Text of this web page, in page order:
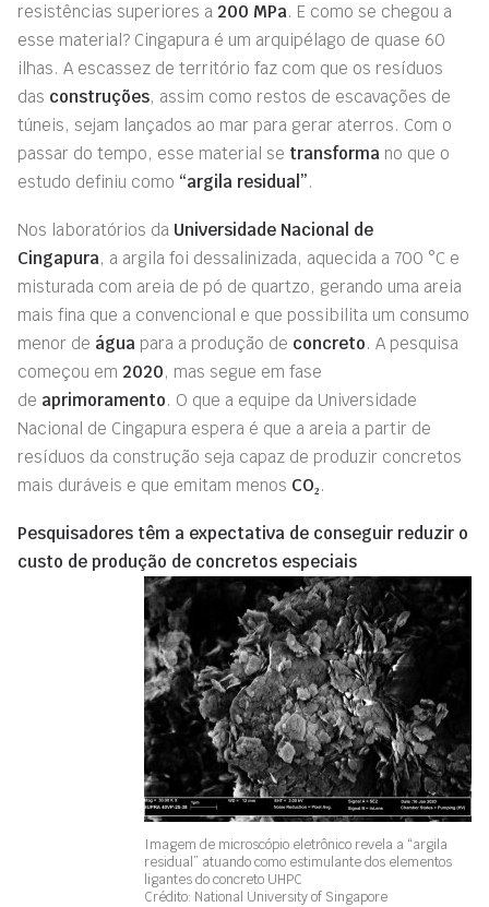
resistências superiores a 200 MPa. E como se chegou a
esse material? Cingapura é um arquipélago de quase 60
ilhas. A escassez de território faz com que os resíduos
das construções, assim como restos de escavações de
túneis, sejam lançados ao mar para gerar aterros. Com o
passar do tempo, esse material se transforma no que o
estudo definiu como “argila residual”.
Nos laboratórios da Universidade Nacional de
Cingapura, a argila foi dessalinizada, aquecida a 700 °C e
misturada com areia de pó de quartzo, gerando uma areia
mais fina que a convencional e que possibilita um consumo
menor de água para a produção de concreto. A pesquisa
começou em 2020, mas segue em fase
de aprimoramento. O que a equipe da Universidade
Nacional de Cingapura espera é que a areia a partir de
resíduos da construção seja capaz de produzir concretos
mais duráveis e que emitam menos CO₂.
Pesquisadores têm a expectativa de conseguir reduzir o
custo de produção de concretos especiais
Imagem de microscópio eletrônico revela a “argila
residual” atuando como estimulante dos elementos
ligantes do concreto UHPC
Crédito: National University of Singapore